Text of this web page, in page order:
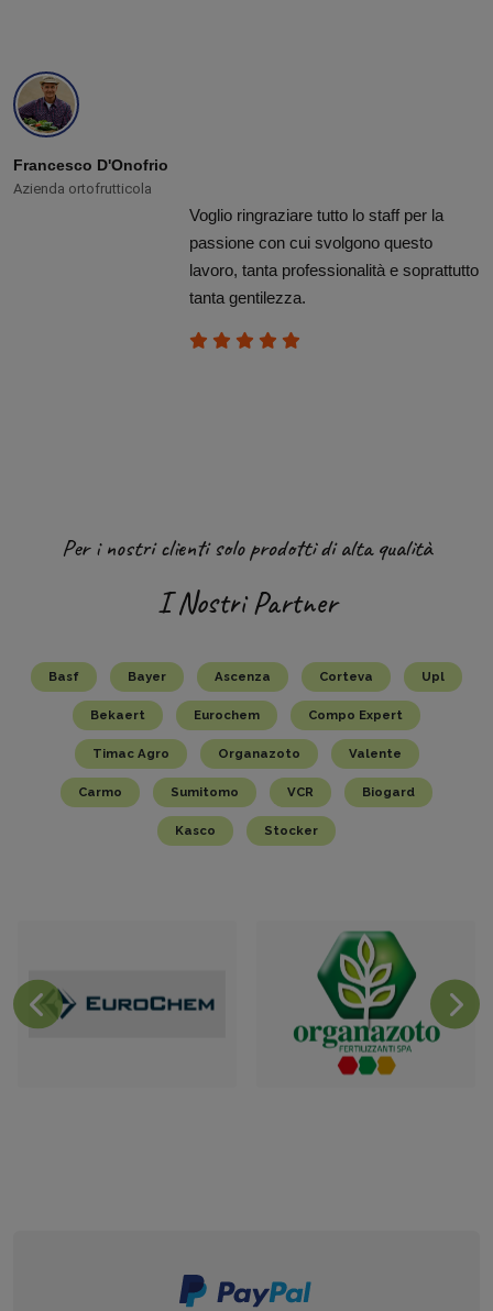
Francesco D'Onofrio
Azienda ortofrutticola
Voglio ringraziare tutto lo staff per la
passione con cui svolgono questo
lavoro, tanta professionalità e soprattutto
tanta gentilezza.
Per i nostri clienti solo prodotti di alta qualità
I Nostri Partner
Basf Bayer Ascenza Corteva Upl
Bekaert Eurochem Compo Expert
Timac Agro Organazoto Valente
Carmo Sumitomo VCR Biogard
Kasco Stocker